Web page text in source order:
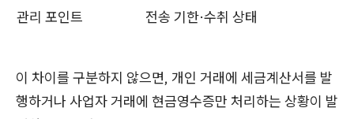
관리 포인트 전송 기한·수취 상태
이 차이를 구분하지 않으면, 개인 거래에 세금계산서를 발
행하거나 사업자 거래에 현금영수증만 처리하는 상황이 발